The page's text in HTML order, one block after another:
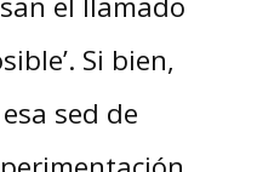
Si bien,
sed de